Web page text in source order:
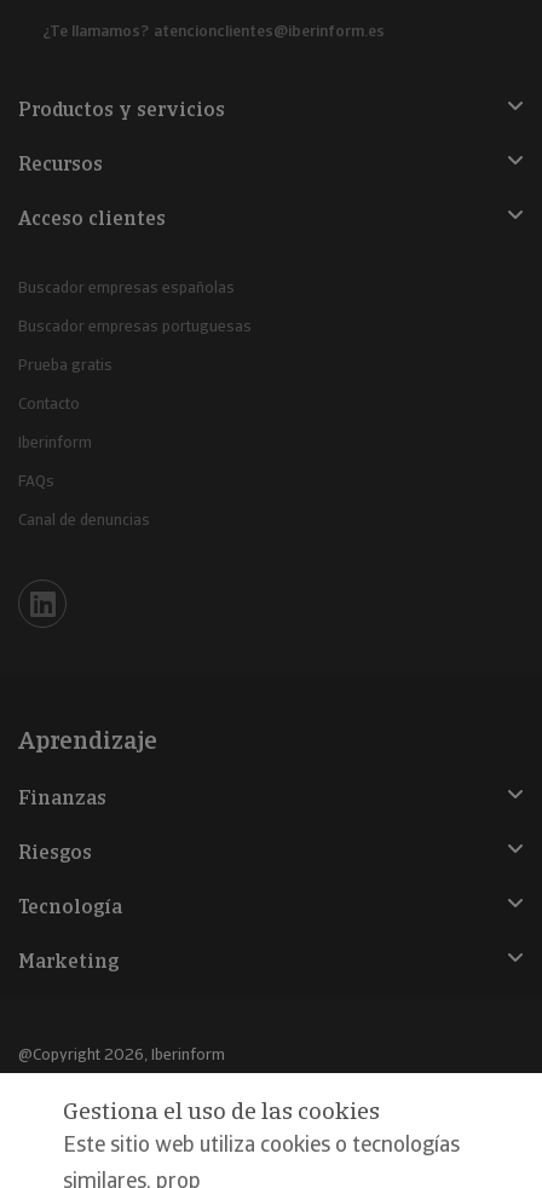
¿Te llamamos? atencionclientes@iberinform.es
Productos y servicios
Recursos
Acceso clientes
Buscador empresas españolas
Buscador empresas portuguesas
Prueba gratis
Contacto
Iberinform
FAQs
Canal de denuncias
Iberinform en Linkedin
Aprendizaje
Finanzas
Riesgos
Tecnología
Marketing
@Copyright 2026, Iberinform
Aviso legal
Política de cookies
Gestiona el uso de las cookies
Este sitio web utiliza cookies o tecnologías
similares, prop